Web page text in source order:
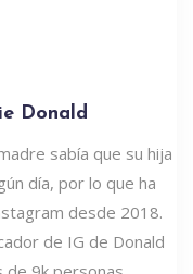
Donald
sabía que su hija
día, por lo que ha
desde 2018.
de IG de Donald